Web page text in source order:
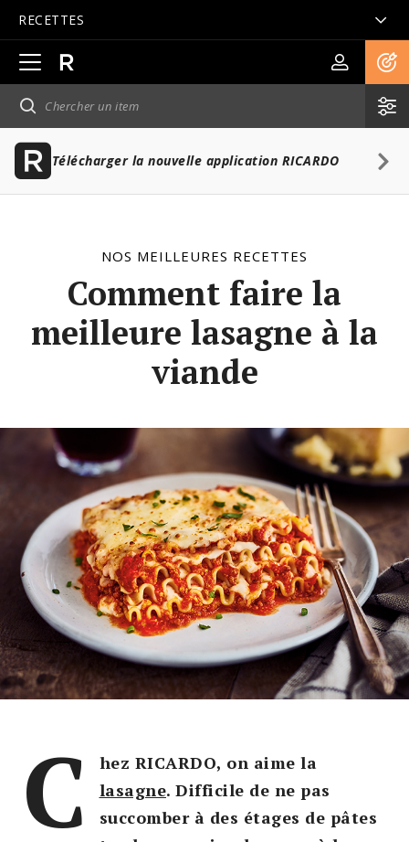
RECETTES
Ouvrir
la
navigation
principale
Télécharger la nouvelle application RICARDO
NOS MEILLEURES RECETTES
Comment faire la
meilleure lasagne à la
viande
C
hez RICARDO, on aime la
lasagne. Difficile de ne pas
succomber à des étages de pâtes